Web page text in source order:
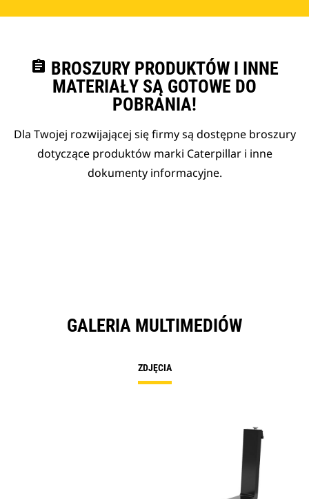
assignment BROSZURY PRODUKTÓW I INNE
MATERIAŁY SĄ GOTOWE DO
POBRANIA!
Dla Twojej rozwijającej się firmy są dostępne broszury
dotyczące produktów marki Caterpillar i inne
dokumenty informacyjne.
GALERIA MULTIMEDIÓW
ZDJĘCIA